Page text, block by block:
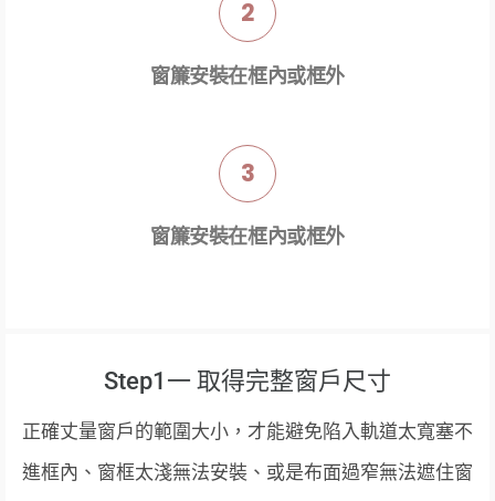
2
窗簾安裝在框內或框外
3
窗簾安裝在框內或框外
Step1一 取得完整窗戶尺寸
正確丈量窗戶的範圍大小，才能避免陷入軌道太寬塞不
進框內、窗框太淺無法安裝、或是布面過窄無法遮住窗